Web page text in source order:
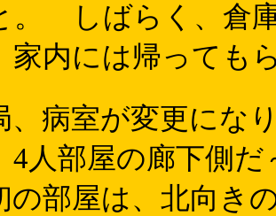
。 しばらく、倉
家内には帰っても
、病室が変更にな
4人部屋の廊下側だ
の部屋は、北向き